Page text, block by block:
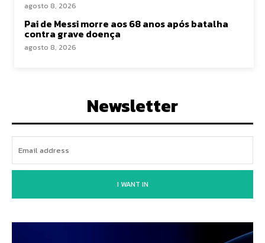
agosto 8, 2026
Pai de Messi morre aos 68 anos após batalha
contra grave doença
agosto 8, 2026
Newsletter
I WANT IN